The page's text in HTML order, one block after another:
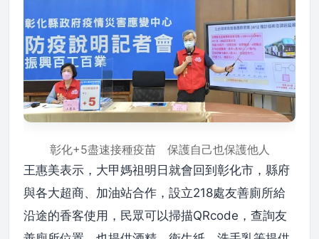
彰化+5盡速接種疫苗 保護自己也保護他人
王惠美表示，大甲媽祖明日就會回到彰化市，縣府
與各大超商、加油站合作，設立218處友善廁所給
沿途的香客使用，民眾可以掃描QRcode，查詢友